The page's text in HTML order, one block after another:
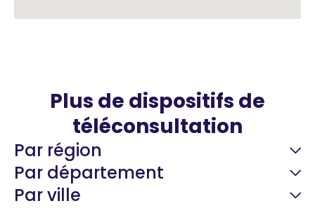
Plus de dispositifs de
téléconsultation
Par région
Par département
Par ville